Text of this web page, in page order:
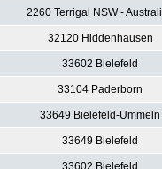
2260 Terrigal NSW -
32120 Hiddenhausen
33602 Bielefeld
33104 Paderborn
33649 Bielefeld-Ummeln
33649 Bielefeld
33602 Bielefeld